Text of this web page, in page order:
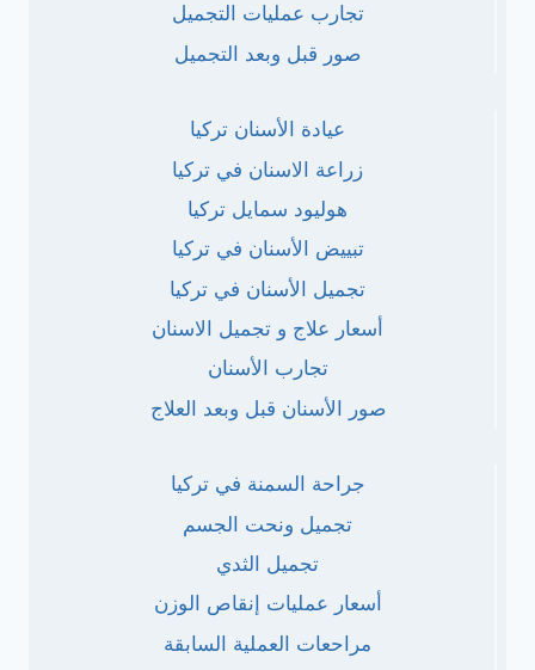
تجارب عمليات التجميل
صور قبل وبعد التجميل
عيادة الأسنان تركيا
زراعة الاسنان في تركيا
هوليود سمايل تركيا
تبييض الأسنان في تركيا
تجميل الأسنان في تركيا
أسعار علاج و تجميل الاسنان
تجارب الأسنان
صور الأسنان قبل وبعد العلاج
جراحة السمنة في تركيا
تجميل ونحت الجسم
تجميل الثدي
أسعار عمليات إنقاص الوزن
مراحعات العملية السابقة